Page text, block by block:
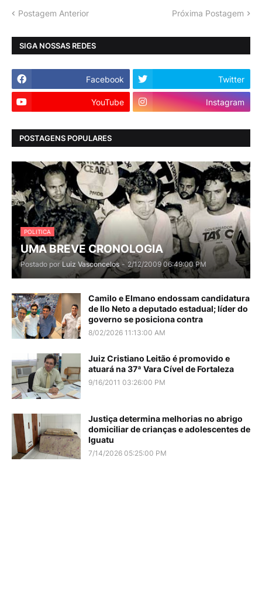
Postagem Anterior Próxima Postagem
SIGA NOSSAS REDES
Facebook Twitter
YouTube Instagram
POSTAGENS POPULARES
POLITICA
UMA BREVE CRONOLOGIA
Postado por Luiz Vasconcelos - 2/12/2009 06:49:00 PM
Camilo e Elmano endossam candidatura
de Ilo Neto a deputado estadual; líder do
governo se posiciona contra
8/02/2026 11:13:00 AM
Juiz Cristiano Leitão é promovido e
atuará na 37ª Vara Cível de Fortaleza
9/16/2011 03:26:00 PM
Justiça determina melhorias no abrigo
domiciliar de crianças e adolescentes de
Iguatu
7/14/2026 05:25:00 PM